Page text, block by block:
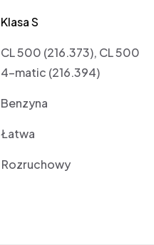
Klasa S
CL 500 (216.373), CL 500
4-matic (216.394)
Benzyna
Łatwa
Rozruchowy